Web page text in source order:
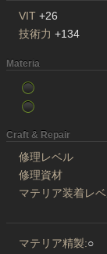
VIT +26
技術力 +134
Materia
Craft & Repair
修理レベル
修理資材
マテリア装着レ
マテリア精製:○